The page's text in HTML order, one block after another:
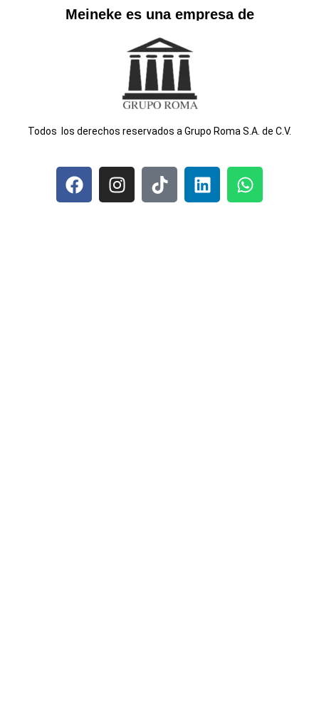
Meineke es una empresa de
Todos los derechos reservados a Grupo Roma S.A. de C.V.